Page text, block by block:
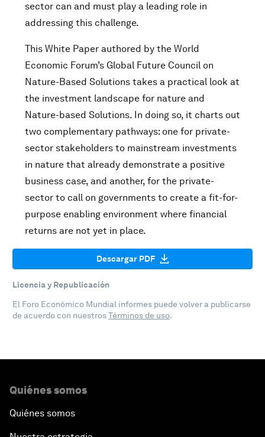
sector can and must play a leading role in
addressing this challenge.
This White Paper authored by the World
Economic Forum’s Global Future Council on
Nature-Based Solutions takes a practical look at
the investment landscape for nature and
Nature-based Solutions. In doing so, it charts out
two complementary pathways: one for private-
sector stakeholders to mainstream investments
in nature that already demonstrate a positive
business case, and another, for the private-
sector to call on governments to create a fit-for-
purpose enabling environment where financial
returns are not yet in place.
Descargar PDF
Licencia y Republicación
El Foro Económico Mundial informes puede volver a publicarse
de acuerdo con nuestrosTérminos de uso.
Quiénes somos
Quiénes somos